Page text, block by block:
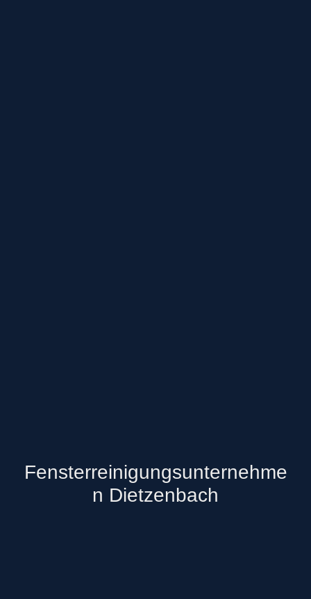
Fensterreinigungsunternehme
n Dietzenbach